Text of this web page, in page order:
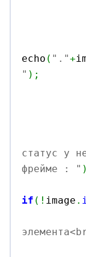
echo ( "."+
" ) ;
статус у
фрейме : " )
if ( ! image .